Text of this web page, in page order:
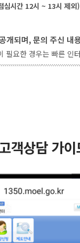
심시간 12시 ~ 13시 제외)
개되며, 문의 주신 내
필요한 경우는 빠른 인
객상담 가이